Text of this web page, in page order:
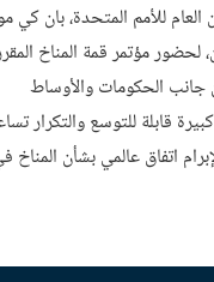
للأمم المتحدة، بان كي
لحضور مؤتمر قمة المناخ
والتحرك من جانب الحكومات والأوساط
قابلة للتوسع والتكرار
اتفاق عالمي بشأن المناخ